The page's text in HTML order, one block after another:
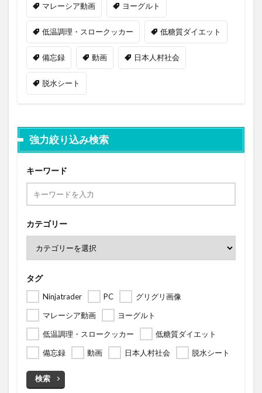
マレーシア動画 ヨーグルト
低温調理・スロークッカー 低糖質ダイエット
備忘録 動画 日本人村社会
脱水シート
強力絞り込み検索
キーワード
カテゴリー
タグ
Ninjatrader PC
グリグリ画像
マレーシア動画
ヨーグルト
低温調理・スロークッカー
低糖質ダイエット
備忘録
動画 日本人村社会 脱水シート
検索